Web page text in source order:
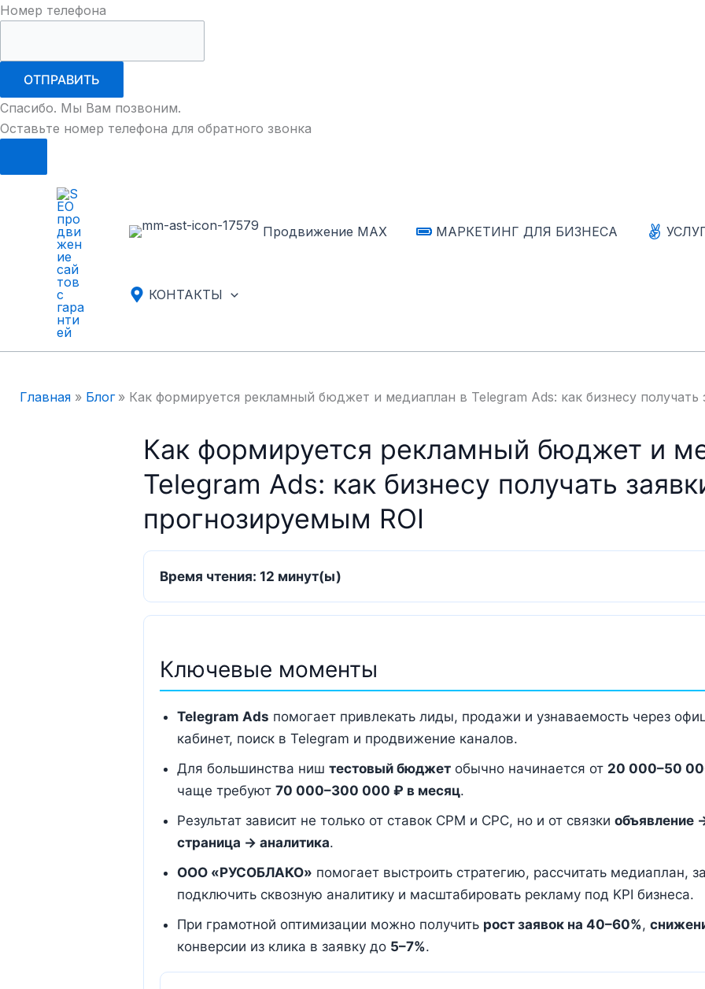
Номер телефона
ОТПРАВИТЬ
Спасибо. Мы Вам позвоним.
Оставьте номер телефона для обратного звонка
содержимому
Продвижение MAX МАРКЕТИНГ ДЛЯ БИЗНЕСА
КОНТАКТЫ
Главная Блог Как формируется рекламный бюджет и медиаплан в Telegram Ads: как бизнесу получать
Как формируется рекламный бюджет и
Telegram Ads: как бизнесу получать
прогнозируемым ROI
Время чтения: 12 минут(ы)
Ключевые моменты
Telegram Ads помогает привлекать лиды, продажи и узнаваемость через
кабинет, поиск в Telegram и продвижение каналов.
Для большинства ниш тестовый бюджет обычно начинается от 20 000–50
чаще требуют 70 000–300 000 ₽ в месяц.
Результат зависит не только от ставок CPM и CPC, но и от связки объявление
страница → аналитика.
ООО «РУСОБЛАКО» помогает выстроить стратегию, рассчитать медиаплан,
подключить сквозную аналитику и масштабировать рекламу под KPI бизнеса.
При грамотной оптимизации можно получить рост заявок на 40–60%,
конверсии из клика в заявку до 5–7%.